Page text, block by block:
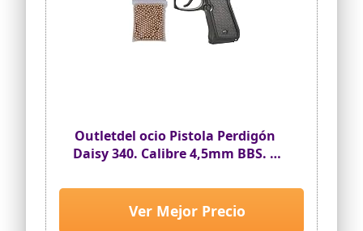
Outletdel ocio Pistola Perdigón
Daisy 340. Calibre 4,5mm BBS. +
23413/23054/13275
Ver Mejor Precio